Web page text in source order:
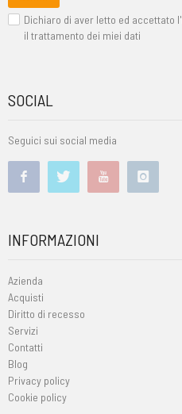
Dichiaro di aver letto ed accettato l'
il trattamento dei miei dati
SOCIAL
Seguici sui social media
INFORMAZIONI
Azienda
Acquisti
Diritto di recesso
Servizi
Contatti
Blog
Privacy policy
Cookie policy